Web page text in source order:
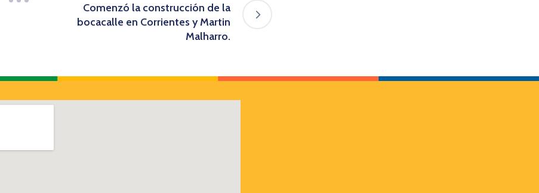
Comenzó la construcción de la
bocacalle en Corrientes y Martin
Malharro.